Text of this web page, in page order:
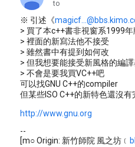
to
※ 引述《
> 買了本c++書非視窗系1999年
> 裡面的新寫法他不接受
> 雖然書中有提到如何改
> 但我想要能接受新風格的編譯
> 不會是要我買VC++吧
可以找GNU C++的compiler
但某些ISO C++的新特色還沒有
http://www.gnu.org
--
[m○ Origin: 新竹師院 風之坊﹝